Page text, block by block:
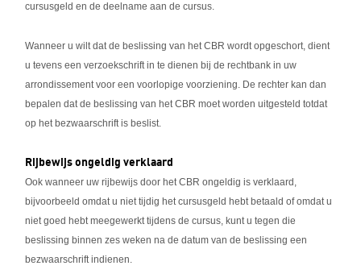
cursusgeld en de deelname aan de cursus.
Wanneer u wilt dat de beslissing van het CBR wordt opgeschort, dient
u tevens een verzoekschrift in te dienen bij de rechtbank in uw
arrondissement voor een voorlopige voorziening. De rechter kan dan
bepalen dat de beslissing van het CBR moet worden uitgesteld totdat
op het bezwaarschrift is beslist.
Rijbewijs ongeldig verklaard
Ook wanneer uw rijbewijs door het CBR ongeldig is verklaard,
bijvoorbeeld omdat u niet tijdig het cursusgeld hebt betaald of omdat u
niet goed hebt meegewerkt tijdens de cursus, kunt u tegen die
beslissing binnen zes weken na de datum van de beslissing een
bezwaarschrift indienen.